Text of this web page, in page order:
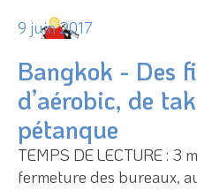
9 juin 2017
Bangkok - Des
d’aérobic, de
pétanque
TEMPS DE LECTURE : 3
fermeture des bureaux,